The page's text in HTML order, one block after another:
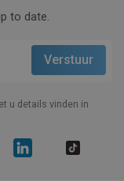
to date.
u details vinden in